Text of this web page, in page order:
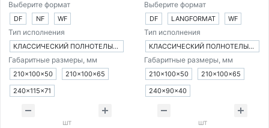
Выберите формат
DF NF WF
Тип исполнения
КЛАССИЧЕСКИЙ ПОЛНОТЕЛЫЙ КИРПИЧ
Габаритные размеры, мм
210×100×50
210×100×65
240×115×71
шт
Выберите формат
DF LANGFORMAT WF
Тип исполнения
КЛАССИЧЕСКИЙ ПОЛНОТЕЛЫЙ КИРПИЧ
Габаритные размеры, мм
210×100×50
210×100×65
240×90×40
шт